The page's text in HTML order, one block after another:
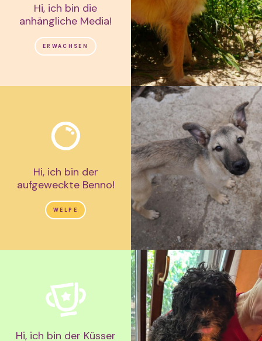
Hi, ich bin die
anhängliche Media!
ERWACHSEN
Hi, ich bin der
aufgeweckte Benno!
WELPE
Hi, ich bin der Küsser